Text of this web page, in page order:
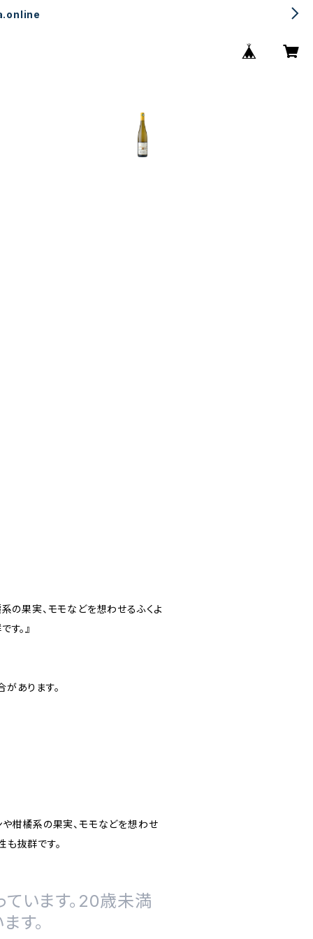
の果実、モモなどを想わせるふくよ
。』
あります。
や柑橘系の果実、モモなどを想わせ
も抜群です。
ています。20歳未満
す。